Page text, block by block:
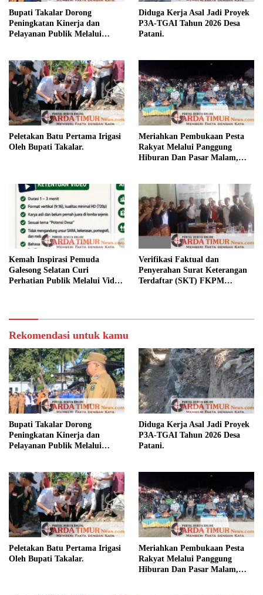
Bupati Takalar Dorong
Peningkatan Kinerja dan
Pelayanan Publik Melalui
Diduga Kerja Asal Jadi Proyek
P3A-TGAI Tahun 2026 Desa
Patani.
Peletakan Batu Pertama Irigasi
Oleh Bupati Takalar.
Meriahkan Pembukaan Pesta
Rakyat Melalui Panggung
Hiburan Dan Pasar Malam,
Kemah Inspirasi Pemuda
Galesong Selatan Curi
Perhatian Publik Melalui Video
Verifikasi Faktual dan
Penyerahan Surat Keterangan
Terdaftar (SKT) FKPM
Rekomendasi untuk kamu
Bupati Takalar Dorong
Peningkatan Kinerja dan
Pelayanan Publik Melalui
Diduga Kerja Asal Jadi Proyek
P3A-TGAI Tahun 2026 Desa
Patani.
Peletakan Batu Pertama Irigasi
Oleh Bupati Takalar.
Meriahkan Pembukaan Pesta
Rakyat Melalui Panggung
Hiburan Dan Pasar Malam,